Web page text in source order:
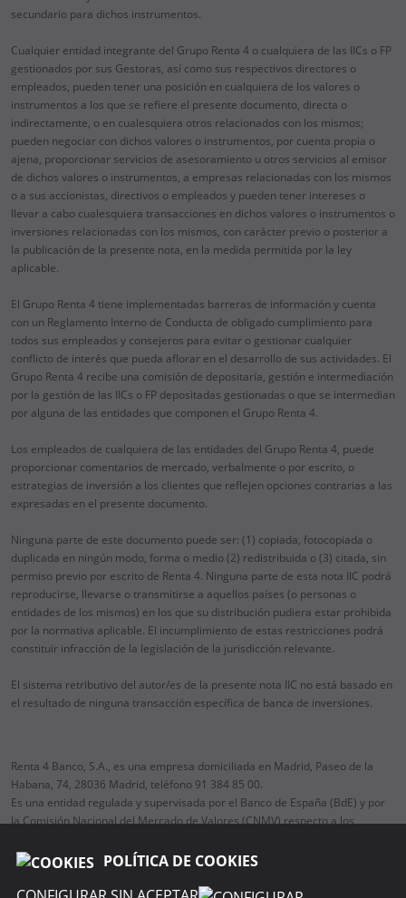
POLÍTICA DE COOKIES
secundario para dichos instrumentos.
Cualquier entidad integrante del Grupo Renta 4 o cualquiera de las IICs o FP
gestionados por sus Gestoras, así como sus respectivos directores o
empleados, pueden tener una posición en cualquiera de los valores o
instrumentos a los que se refiere el presente documento, directa o
indirectamente, o en cualesquiera otros relacionados con los mismos;
pueden negociar con dichos valores o instrumentos, por cuenta propia o
ajena, proporcionar servicios de asesoramiento u otros servicios al emisor
de dichos valores o instrumentos, a empresas relacionadas con los mismos
o a sus accionistas, directivos o empleados y pueden tener intereses o
llevar a cabo cualesquiera transacciones en dichos valores o instrumentos o
inversiones relacionadas con los mismos, con carácter previo o posterior a
la publicación de la presente nota, en la medida permitida por la ley
aplicable.
El Grupo Renta 4 tiene implementadas barreras de información y cuenta
con un Reglamento Interno de Conducta de obligado cumplimiento para
todos sus empleados y consejeros para evitar o gestionar cualquier
conflicto de interés que pueda aflorar en el desarrollo de sus actividades. El
Grupo Renta 4 recibe una comisión de depositaría, gestión e intermediación
por la gestión de las IICs o FP depositadas gestionadas o que se intermedian
por alguna de las entidades que componen el Grupo Renta 4.
Los empleados de cualquiera de las entidades del Grupo Renta 4, puede
proporcionar comentarios de mercado, verbalmente o por escrito, o
estrategias de inversión a los clientes que reflejen opciones contrarias a las
expresadas en el presente documento.
Ninguna parte de este documento puede ser: (1) copiada, fotocopiada o
duplicada en ningún modo, forma o medio (2) redistribuida o (3) citada, sin
permiso previo por escrito de Renta 4. Ninguna parte de esta nota IIC podrá
reproducirse, llevarse o transmitirse a aquellos países (o personas o
entidades de los mismos) en los que su distribución pudiera estar prohibida
por la normativa aplicable. El incumplimiento de estas restricciones podrá
constituir infracción de la legislación de la jurisdicción relevante.
El sistema retributivo del autor/es de la presente nota IIC no está basado en
el resultado de ninguna transacción específica de banca de inversiones.
Renta 4 Banco, S.A., es una empresa domiciliada en Madrid, Paseo de la
Habana, 74, 28036 Madrid, teléfono 91 384 85 00.
Es una entidad regulada y supervisada por el Banco de España (BdE) y por
la Comisión Nacional del Mercado de Valores (CNMV) respecto a los